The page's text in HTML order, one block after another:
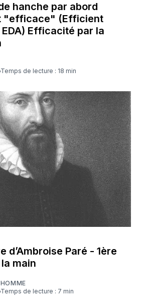
hanche par abord
"efficace" (Efficient
Efficacité par la
Temps de lecture : 18 min
d’Ambroise Paré - 1ère
main
Temps de lecture : 7 min